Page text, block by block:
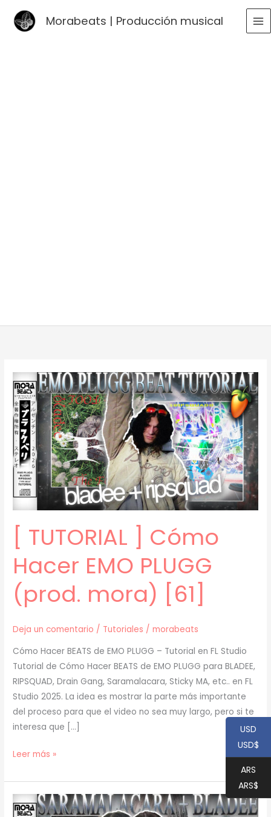
Morabeats | Producción musical
[ TUTORIAL ] Cómo
Hacer EMO PLUGG
(prod. mora) [61]
Deja un comentario / Tutoriales /morabeats
Cómo Hacer BEATS de EMO PLUGG – Tutorial en FL Studio
Tutorial de Cómo Hacer BEATS de EMO PLUGG para BLADEE,
RIPSQUAD, Drain Gang, Saramalacara, Sticky MA, etc.. en FL
Studio 2025. La idea es mostrar la parte más importante
del proceso para que el video no sea muy largo, pero si te
interesa que […]
[
]
Cómo
Hacer
Leer más »
USD
USD$
ARS
ARS$